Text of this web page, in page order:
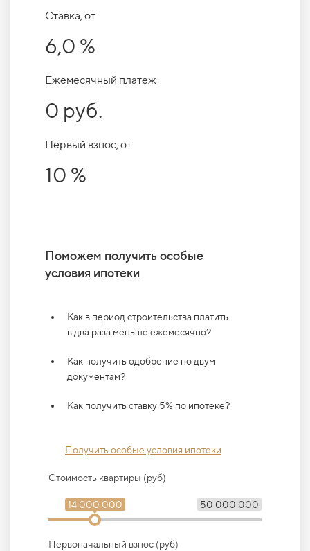
Ставка, от
6,0 %
Ежемесячный платеж
0 руб.
Первый взнос, от
10 %
Поможем получить особые
условия ипотеки
Как в период строительства платить
в два раза меньше ежемесячно?
Как получить одобрение по двум
документам?
Как получить ставку 5% по ипотеке?
Получить особые условия ипотеки
Стоимость квартиры (руб)
50 000 000
14 000 000
Первоначальный взнос (руб)